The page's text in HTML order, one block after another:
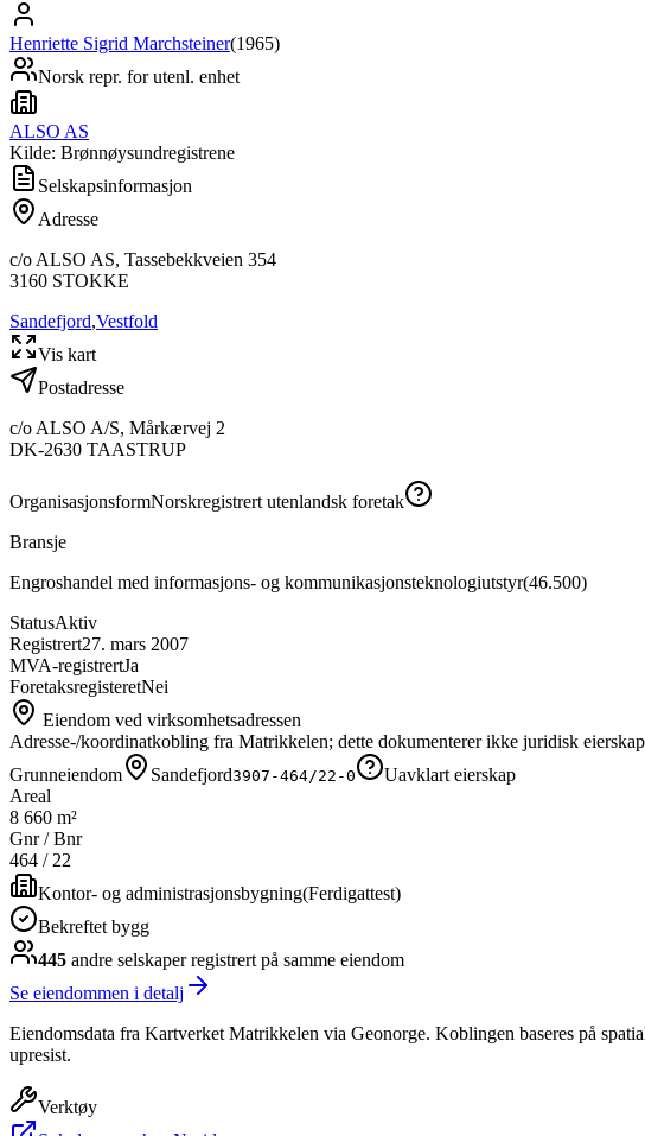
Henriette Sigrid Marchsteiner(1965)
Norsk repr. for utenl. enhet
ALSO AS
Kilde: Brønnøysundregistrene
Selskapsinformasjon
Adresse
c/o ALSO AS, Tassebekkveien 354
3160 STOKKE
Sandefjord,Vestfold
Vis kart
Postadresse
c/o ALSO A/S, Mårkærvej 2
DK-2630 TAASTRUP
OrganisasjonsformNorskregistrert utenlandsk foretak
Bransje
Engroshandel med informasjons- og kommunikasjonsteknologiutstyr(46.500)
StatusAktiv
Registrert27. mars 2007
MVA-registrertJa
ForetaksregisteretNei
Eiendom ved virksomhetsadressen
Adresse-/koordinatkobling fra Matrikkelen; dette dokumenterer ikke juridisk
Grunneiendom
Sandefjord3907-464/22-0
Uavklart eierskap
Areal
8 660 m²
Gnr / Bnr
464 / 22
Kontor- og administrasjonsbygning(Ferdigattest)
Bekreftet bygg
445 andre selskaperregistrert på samme eiendom
Se eiendommen i detalj
Eiendomsdata fra Kartverket Matrikkelen via Geonorge. Koblingen baseres på
upresist.
Verktøy